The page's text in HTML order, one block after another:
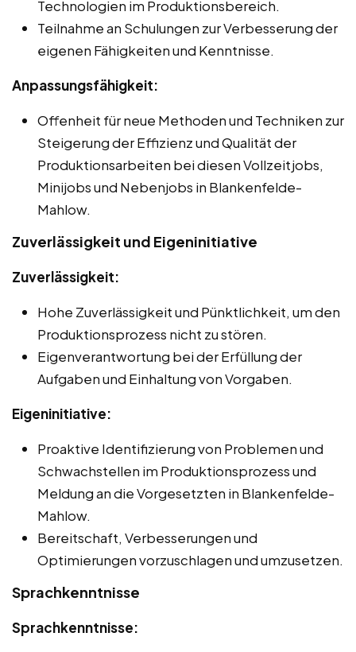
Technologien im Produktionsbereich.
Teilnahme an Schulungen zur Verbesserung der
eigenen Fähigkeiten und Kenntnisse.
Anpassungsfähigkeit:
Offenheit für neue Methoden und Techniken zur
Steigerung der Effizienz und Qualität der
Produktionsarbeiten bei diesen Vollzeitjobs,
Minijobs und Nebenjobs in Blankenfelde-
Mahlow.
Zuverlässigkeit und Eigeninitiative
Zuverlässigkeit:
Hohe Zuverlässigkeit und Pünktlichkeit, um den
Produktionsprozess nicht zu stören.
Eigenverantwortung bei der Erfüllung der
Aufgaben und Einhaltung von Vorgaben.
Eigeninitiative:
Proaktive Identifizierung von Problemen und
Schwachstellen im Produktionsprozess und
Meldung an die Vorgesetzten in Blankenfelde-
Mahlow.
Bereitschaft, Verbesserungen und
Optimierungen vorzuschlagen und umzusetzen.
Sprachkenntnisse
Sprachkenntnisse: